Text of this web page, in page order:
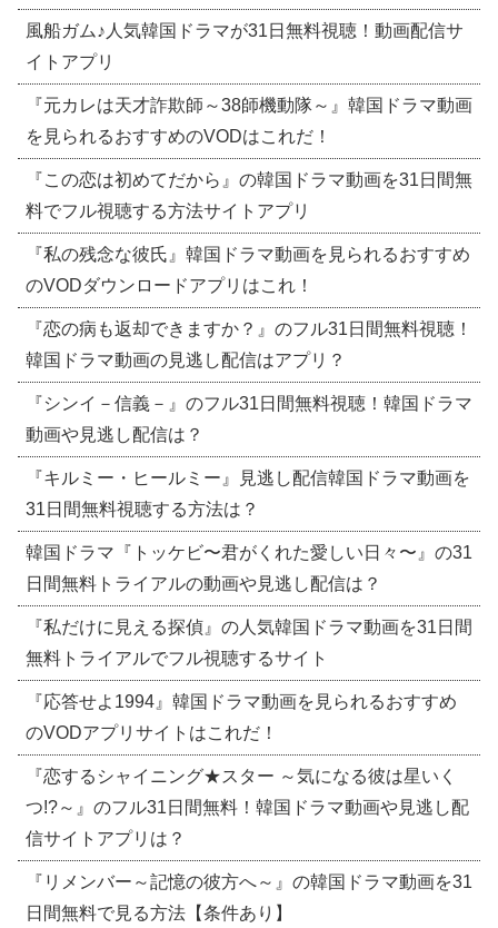
風船ガム♪人気韓国ドラマが31日無料視聴！動画配信サ
イトアプリ
『元カレは天才詐欺師～38師機動隊～』韓国ドラマ動画
を見られるおすすめのVODはこれだ！
『この恋は初めてだから』の韓国ドラマ動画を31日間無
料でフル視聴する方法サイトアプリ
『私の残念な彼氏』韓国ドラマ動画を見られるおすすめ
のVODダウンロードアプリはこれ！
『恋の病も返却できますか？』のフル31日間無料視聴！
韓国ドラマ動画の見逃し配信はアプリ？
『シンイ－信義－』のフル31日間無料視聴！韓国ドラマ
動画や見逃し配信は？
『キルミー・ヒールミー』見逃し配信韓国ドラマ動画を
31日間無料視聴する方法は？
韓国ドラマ『トッケビ〜君がくれた愛しい日々〜』の31
日間無料トライアルの動画や見逃し配信は？
『私だけに見える探偵』の人気韓国ドラマ動画を31日間
無料トライアルでフル視聴するサイト
『応答せよ1994』韓国ドラマ動画を見られるおすすめ
のVODアプリサイトはこれだ！
『恋するシャイニング★スター ～気になる彼は星いく
つ!?～』のフル31日間無料！韓国ドラマ動画や見逃し配
信サイトアプリは？
『リメンバー～記憶の彼方へ～』の韓国ドラマ動画を31
日間無料で見る方法【条件あり】